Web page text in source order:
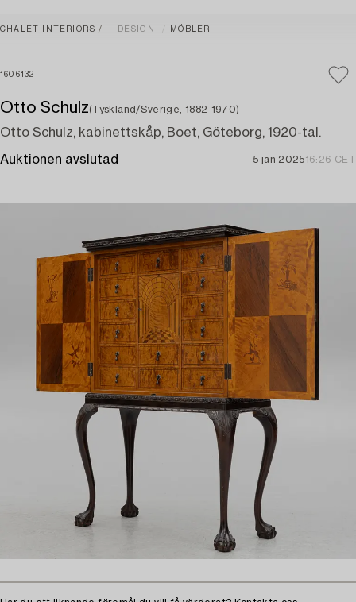
CHALET INTERIORS DESIGN MÖBLER
1606132
Otto Schulz(Tyskland/Sverige, 1882-1970)
Otto Schulz, kabinettskåp, Boet, Göteborg, 1920-tal.
Auktionen avslutad 5 jan 202516:26 CET